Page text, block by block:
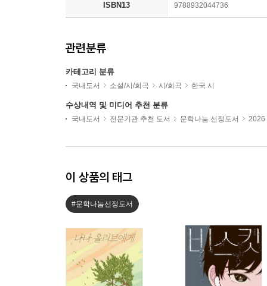
ISBN13 9788932044736
관련분류
카테고리 분류
국내도서 소설/시/희곡 시/희곡 한국 시
수상내역 및 미디어 추천 분류
국내도서 전문기관 추천 도서 문학나눔 선정도서 2026
이 상품의 태그
#문학나눔선정도서